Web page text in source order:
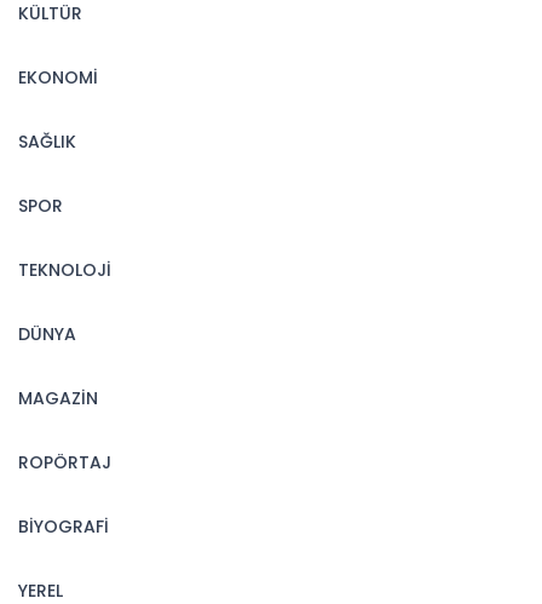
KÜLTÜR
EKONOMİ
SAĞLIK
SPOR
TEKNOLOJİ
DÜNYA
MAGAZİN
ROPÖRTAJ
BİYOGRAFİ
YEREL